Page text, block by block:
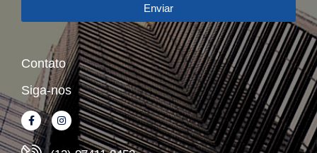
Enviar
Contato
Siga-nos